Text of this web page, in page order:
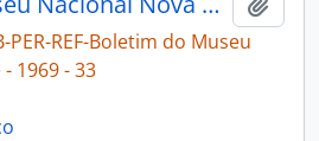
PER-REF-Boletim do Museu
1969 - 33